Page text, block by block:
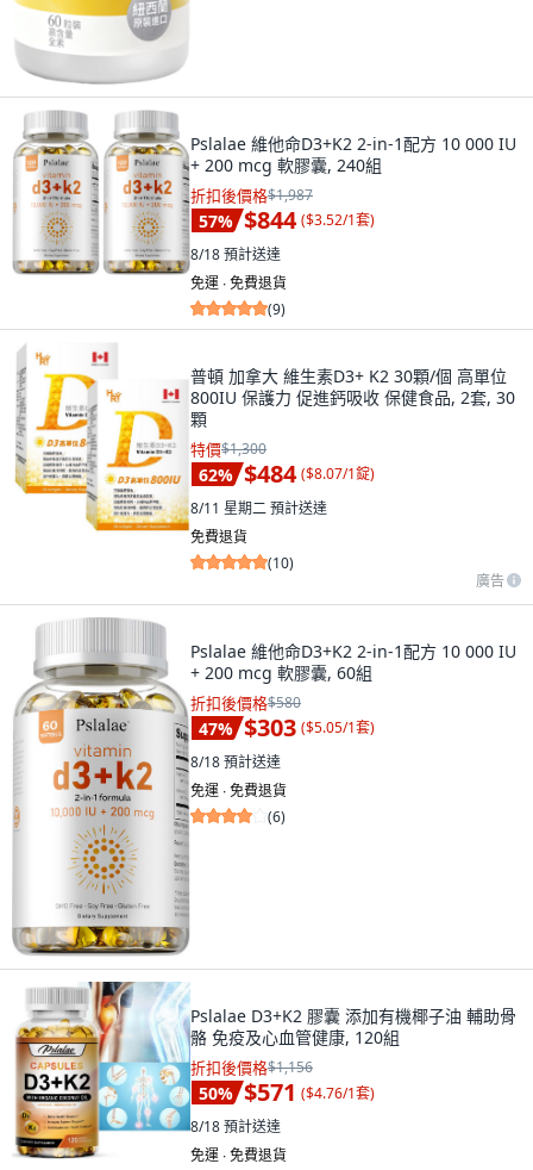
Pslalae 維他命D3+K2 2-in-1配方 10 000 IU
+ 200 mcg 軟膠囊, 240組
折扣後價格$1,987
57% $844 ($3.52/1套)
8/18預計送達
免運 ∙ 免費退貨
(9)
普頓 加拿大 維生素D3+ K2 30顆/個 高單位
800IU 保護力 促進鈣吸收 保健食品, 2套, 30
顆
特價$1,300
62% $484 ($8.07/1錠)
8/11 星期二預計送達
免費退貨
(10)
廣告
Pslalae 維他命D3+K2 2-in-1配方 10 000 IU
+ 200 mcg 軟膠囊, 60組
折扣後價格$580
47% $303 ($5.05/1套)
8/18預計送達
免運 ∙ 免費退貨
(6)
Pslalae D3+K2 膠囊 添加有機椰子油 輔助骨
骼 免疫及心血管健康, 120組
折扣後價格$1,156
50% $571 ($4.76/1套)
8/18預計送達
免運 ∙ 免費退貨